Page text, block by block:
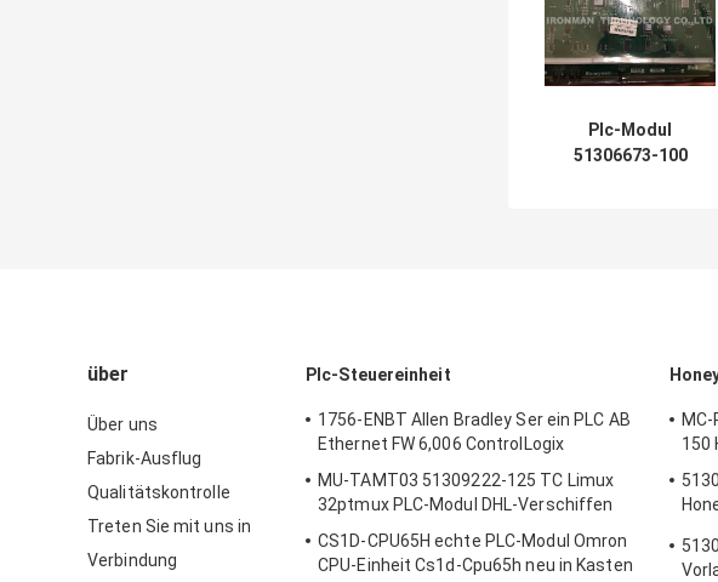
Plc-Modul
51306673-100
über
Über uns
Fabrik-Ausflug
Qualitätskontrolle
Treten Sie mit uns in
Verbindung
Plc-Steuereinheit
1756-ENBT Allen Bradley Ser ein PLC AB
Ethernet FW 6,006 ControlLogix
MU-TAMT03 51309222-125 TC Limux
32ptmux PLC-Modul DHL-Verschiffen
CS1D-CPU65H echte PLC-Modul Omron
CPU-Einheit Cs1d-Cpu65h neu in Kasten
150